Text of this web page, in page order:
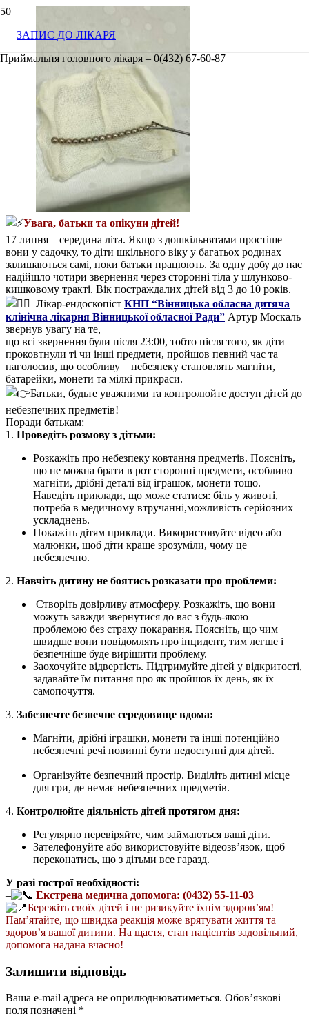
ЗАПИС ДО ЛІКАРЯ
Приймальня головного лікаря – 0(432) 67-60-87
Увага, батьки та опікуни дітей!
17 липня – середина літа. Якщо з дошкільнятами простіше –
вони у садочку, то діти шкільного віку у багатьох родинах
залишаються самі, поки батьки працюють. За одну добу до нас
надійшло чотири звернення через сторонні тіла у шлунково-
кишковому тракті. Вік постраждалих дітей від 3 до 10 років.
Лікар-ендоскопіст КНП “Вінницька обласна дитяча
клінічна лікарня Вінницької обласної Ради” Артур Москаль
звернув увагу на те,
що всі звернення були після 23:00, тобто після того, як діти
проковтнули ті чи інші предмети, пройшов певний час та
наголосив, що особливу небезпеку становлять магніти,
батарейки, монети та мілкі прикраси.
Батьки, будьте уважними та контролюйте доступ дітей до
небезпечних предметів!
Поради батькам:
1. Проведіть розмову з дітьми:
Розкажіть про небезпеку ковтання предметів. Поясніть,
що не можна брати в рот сторонні предмети, особливо
магніти, дрібні деталі від іграшок, монети тощо.
Наведіть приклади, що може статися: біль у животі,
потреба в медичному втручанні,можливість серйозних
ускладнень.
Покажіть дітям приклади. Використовуйте відео або
малюнки, щоб діти краще зрозуміли, чому це
небезпечно.
2. Навчіть дитину не боятись розказати про проблеми:
Створіть довірливу атмосферу. Розкажіть, що вони
можуть завжди звернутися до вас з будь-якою
проблемою без страху покарання. Поясніть, що чим
швидше вони повідомлять про інцидент, тим легше і
безпечніше буде вирішити проблему.
Заохочуйте відвертість. Підтримуйте дітей у відкритості,
задавайте їм питання про як пройшов їх день, як їх
самопочуття.
3. Забезпечте безпечне середовище вдома:
Магніти, дрібні іграшки, монети та інші потенційно
небезпечні речі повинні бути недоступні для дітей.
Організуйте безпечний простір. Виділіть дитині місце
для гри, де немає небезпечних предметів.
4. Контролюйте діяльність дітей протягом дня:
Регулярно перевіряйте, чим займаються ваші діти.
Зателефонуйте або використовуйте відеозв’язок, щоб
переконатись, що з дітьми все гаразд.
У разі гострої необхідності:
–
Екстрена медична допомога: (0432) 55-11-03
Бережіть своїх дітей і не ризикуйте їхнім здоров’ям!
Пам’ятайте, що швидка реакція може врятувати життя та
здоров’я вашої дитини. На щастя, стан пацієнтів задовільний,
допомога надана вчасно!
Залишити відповідь
Ваша e-mail адреса не оприлюднюватиметься. Обов’язкові
поля позначені *